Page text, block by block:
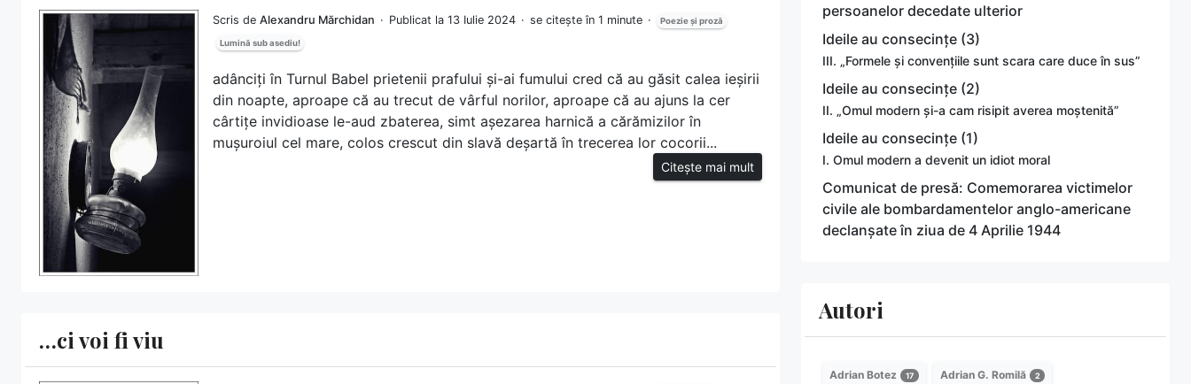
Scris de Alexandru Mărchidan Publicat la 13 Iulie 2024 se citește în 1 minute Poezie și proză
Lumină sub asediu!
adânciți în Turnul Babel prietenii prafului și-ai fumului cred că au găsit calea ieșirii
din noapte, aproape că au trecut de vârful norilor, aproape că au ajuns la cer
cârtițe invidioase le-aud zbaterea, simt așezarea harnică a cărămizilor în
mușuroiul cel mare, colos crescut din slavă deșartă în trecerea lor cocorii...
Citește mai mult
…ci voi fi viu
persoanelor decedate ulterior
Ideile au consecințe (3)
III. „Formele și convențiile sunt scara care duce în sus”
Ideile au consecințe (2)
II. „Omul modern și-a cam risipit averea moștenită”
Ideile au consecințe (1)
I. Omul modern a devenit un idiot moral
Comunicat de presă: Comemorarea victimelor
civile ale bombardamentelor anglo-americane
declanșate în ziua de 4 Aprilie 1944
Autori
Adrian Botez 17 Adrian G. Romilă 2